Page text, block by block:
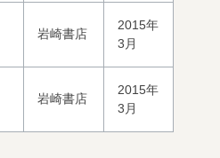
岩崎書店
2015年
3月
岩崎書店
2015年
3月